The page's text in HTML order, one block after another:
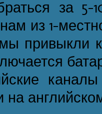
за 5-
из 1-
привыкли
на